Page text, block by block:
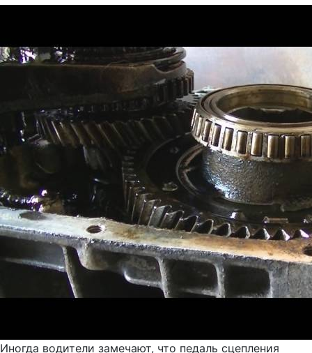
Иногда водители замечают, что педаль сцепления